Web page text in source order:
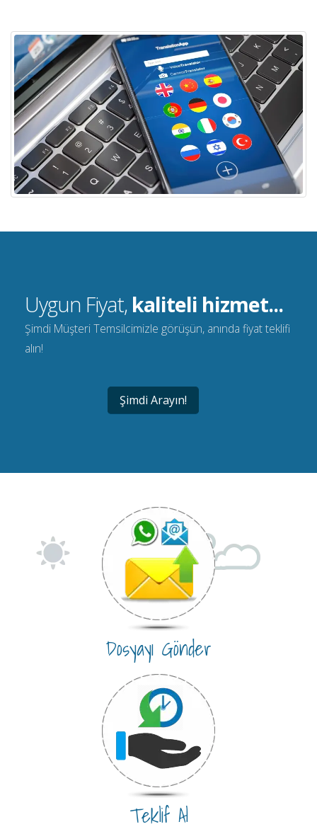
Uygun Fiyat, kaliteli hizmet...
Şimdi Müşteri Temsilcimizle görüşün, anında fiyat teklifi
alın!
Şimdi Arayın!
Dosyayı Gönder
Teklif Al